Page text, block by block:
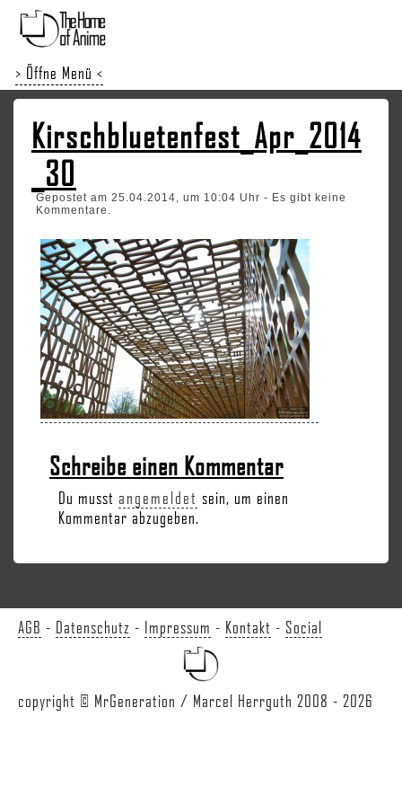
> Öffne Menü <
Kirschbluetenfest_Apr_2014
_30
Gepostet am 25.04.2014, um 10:04 Uhr - Es gibt keine
Kommentare.
Schreibe einen Kommentar
Du musst angemeldet sein, um einen
Kommentar abzugeben.
AGB - Datenschutz - Impressum - Kontakt - Social
copyright © MrGeneration / Marcel Herrguth 2008 - 2026